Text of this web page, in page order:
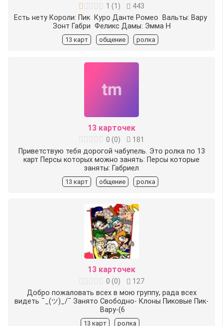
1 (1 )
443
Есть️ нету Короли: Пик ️ Куро Данте Ромео ️ Вальты: Вару ️
Зонт Габри ️ Феликс Дамы: Эмма Н
13 карт общение ролка
13 карточек
0 (0)
181
Приветствую тебя дорогой чабупель. Это ролка по 13
карт Персы которых можно занять: Персы которые
заняты:️ Габриел
13 карт общение ролка
13 карточек
0 (0)
127
Добро пожаловать всех в мою группу, рада всех
видеть ¯_(ツ)_/¯ Занято Свободно-️ Клоны Пиковые Пик-
️ Вару-(6
13 карт ролка